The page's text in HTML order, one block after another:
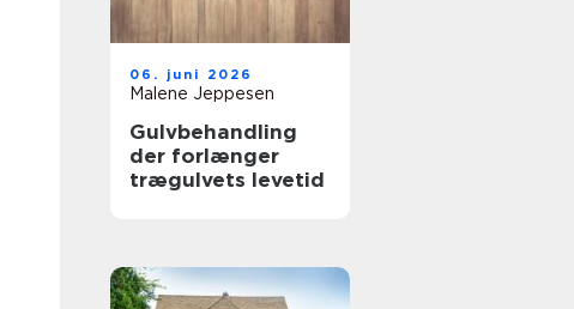
06. juni 2026
Malene Jeppesen
Gulvbehandling
der forlænger
trægulvets levetid